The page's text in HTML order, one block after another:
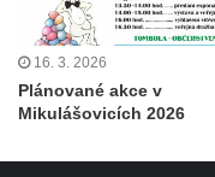
16. 3. 2026
Plánované akce v
Mikulášovicích 2026